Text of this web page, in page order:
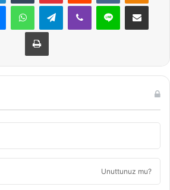
MessengerWhatsAppTelegramViber Line E-Posta ile
Yazdır
Unuttunuz mu?